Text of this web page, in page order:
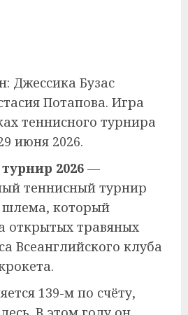
Джессика Бузас
Потапова. Игра
теннисного турнира
июня 2026.
2026 —
теннисный турнир
шлема, который
открытых травяных
Всеанглийского клуба
139-м по счёту,